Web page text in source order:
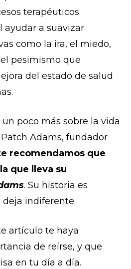
terapéuticos
ayudar a suavizar
como la ira, el miedo,
pesimismo que
del estado de salud
poco más sobre la vida
Adams, fundador
recomendamos que
que lleva su
. Su historia es
deja indiferente.
artículo te haya
de reírse, y que
en tu día a día.